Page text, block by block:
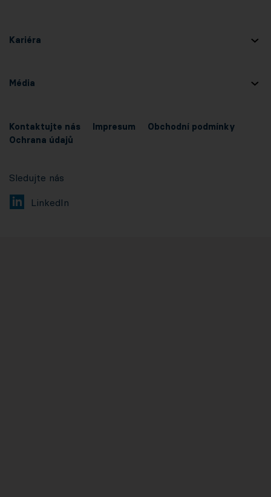
Kariéra
Média
Kontaktujte nás Impresum
Obchodní podmínky
Ochrana údajů
Sledujte nás
LinkedIn